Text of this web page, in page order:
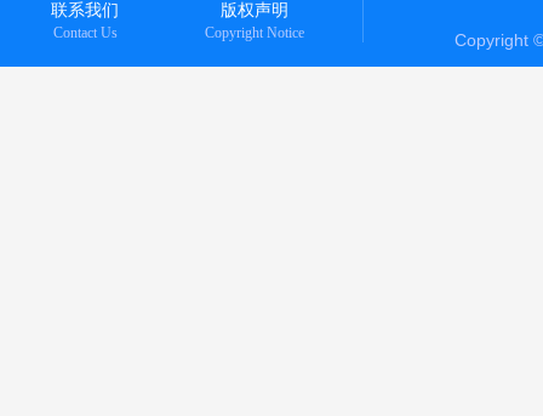
联系我们
Contact Us
版权声明
Copyright Notice Copyright